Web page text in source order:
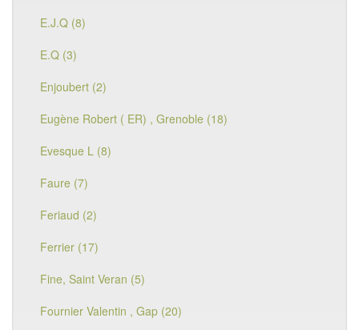
E.J.Q (8)
E.Q (3)
Enjoubert (2)
Eugène Robert ( ER) , Grenoble (18)
Evesque L (8)
Faure (7)
Feriaud (2)
Ferrier (17)
Fine, Saint Veran (5)
Fournier Valentin , Gap (20)